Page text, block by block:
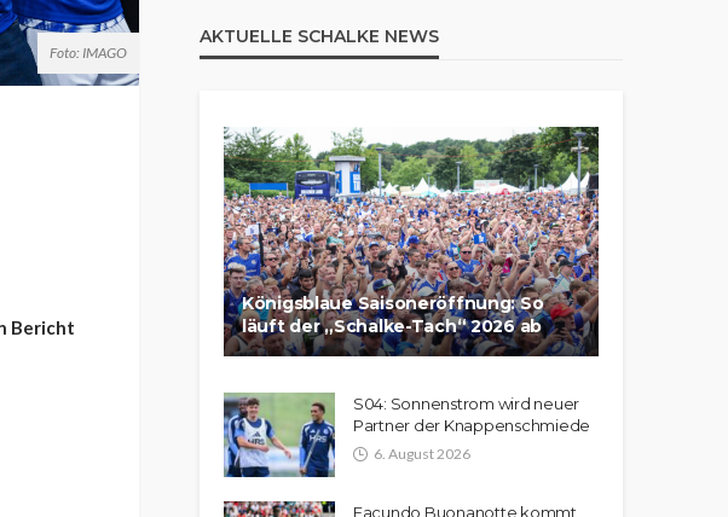
Foto: IMAGO
Bericht
AKTUELLE SCHALKE NEWS
Königsblaue Saisoneröffnung: So
läuft der „Schalke-Tach“ 2026 ab
S04: Sonnenstrom wird neuer
Partner der Knappenschmiede
6. August 2026
Facundo Buonanotte kommt